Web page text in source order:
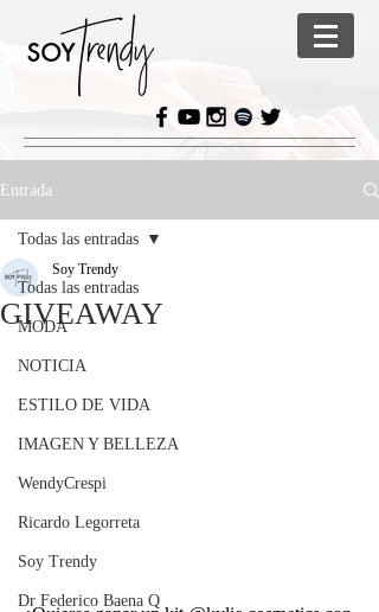
Entrada
Todas las entradas
MODA
NOTICIA
ESTILO DE VIDA
IMAGEN Y BELLEZA
WendyCrespi
Ricardo Legorreta
Soy Trendy
Dr Federico Baena Q
Todas las entradas
GIVEAWAY
Soy Trendy